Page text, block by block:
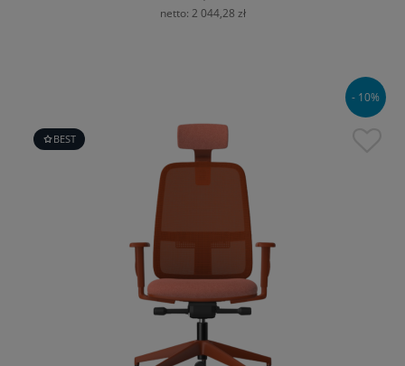
netto: 2 044,28 zł
BEST
- 10%